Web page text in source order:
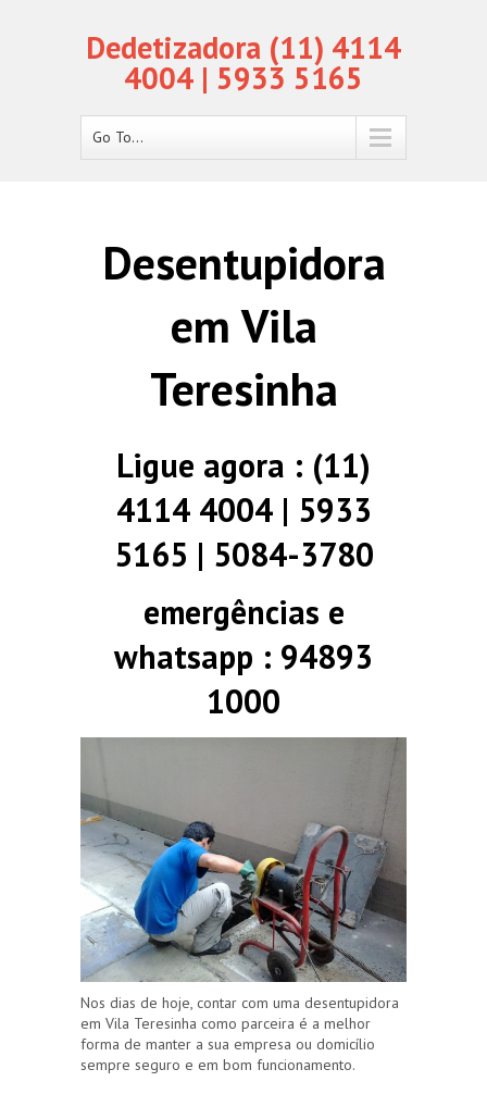
Dedetizadora (11) 4114
4004 | 5933 5165
Go To...
Desentupidora
em Vila
Teresinha
Ligue agora : (11)
4114 4004 | 5933
5165 | 5084-3780
emergências e
whatsapp : 94893
1000
Nos dias de hoje, contar com uma desentupidora
em Vila Teresinha como parceira é a melhor
forma de manter a sua empresa ou domicílio
sempre seguro e em bom funcionamento.